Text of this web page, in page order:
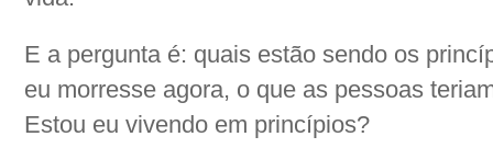
E a pergunta é: quais estão sendo os
eu morresse agora, o que as pessoas
Estou eu vivendo em princípios?